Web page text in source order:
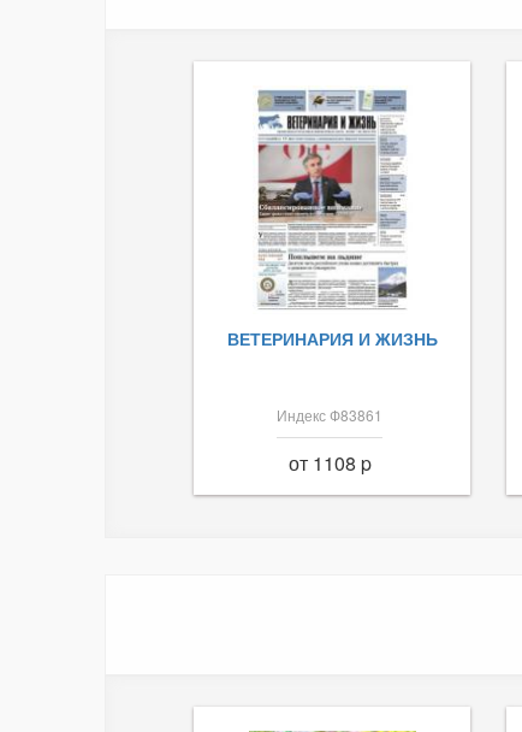
ВЕТЕРИНАРИЯ И ЖИЗНЬ
Индекс Ф83861
от 1108 p